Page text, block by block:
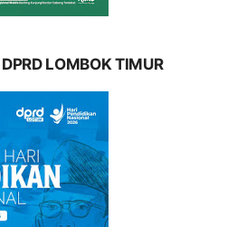
LOMBOK TIMUR